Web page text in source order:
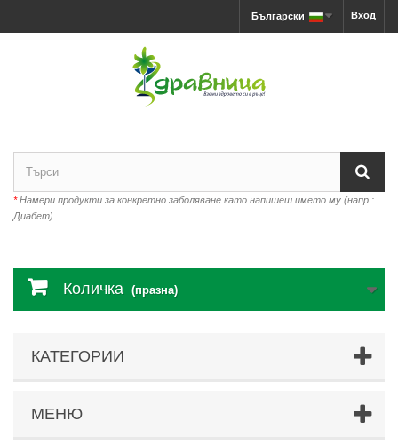
Вход
Български
*Намери продукти за конкретно заболяване като напишеш името му (напр.:
Диабет)
Количка (празна)
КАТЕГОРИИ
МЕНЮ